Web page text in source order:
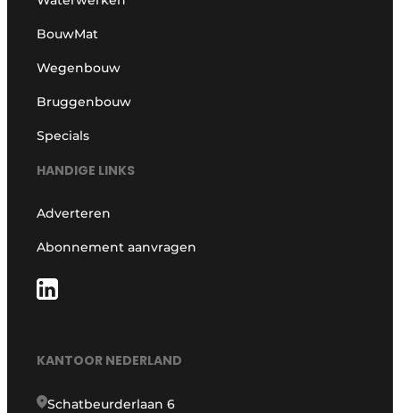
BouwMat
Wegenbouw
Bruggenbouw
Specials
HANDIGE LINKS
Adverteren
Abonnement aanvragen
KANTOOR NEDERLAND
Schatbeurderlaan 6